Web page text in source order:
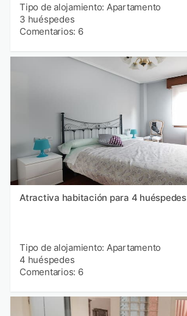
Tipo de alojamiento: Apartamento
3 huéspedes
Comentarios: 6
Atractiva habitación para 4 huéspedes
Tipo de alojamiento: Apartamento
4 huéspedes
Comentarios: 6